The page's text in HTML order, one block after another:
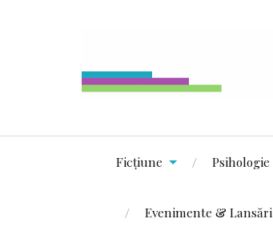
Ficțiune Psihologie
Evenimente & Lansări